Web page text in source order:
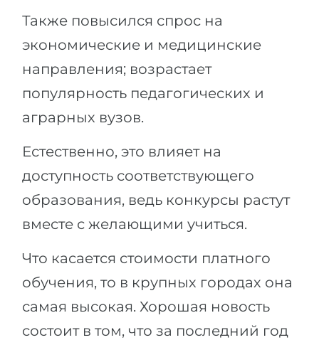
Также повысился спрос на
экономические и медицинские
направления; возрастает
популярность педагогических и
аграрных вузов.
Естественно, это влияет на
доступность соответствующего
образования, ведь конкурсы растут
вместе с желающими учиться.
Что касается стоимости платного
обучения, то в крупных городах она
самая высокая. Хорошая новость
состоит в том, что за последний год